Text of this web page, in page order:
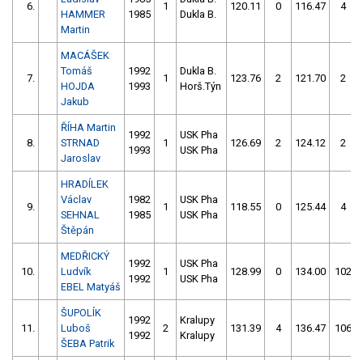
6.
HAMMER
Martin
1985
1
Dukla B.
120.11 0 116.47 4
7.
MACÁŠEK
Tomáš
HOJDA
Jakub
1992
1993
1
Dukla B.
Horš.Týn
123.76 2 121.70 2
8.
ŘÍHA Martin
STRNAD
Jaroslav
1992
1993
1
USK Pha
USK Pha
126.69 2 124.12 2
9.
HRADÍLEK
Václav
SEHNAL
Štěpán
1982
1985
1
USK Pha
USK Pha
118.55 0 125.44 4
10.
MEDŘICKÝ
Ludvík
EBEL Matyáš
1992
1992
1
USK Pha
USK Pha
128.99 0 134.00 102
11.
ŠUPOLÍK
Luboš
ŠEBA Patrik
1992
1992
2
Kralupy
Kralupy
131.39 4 136.47 106